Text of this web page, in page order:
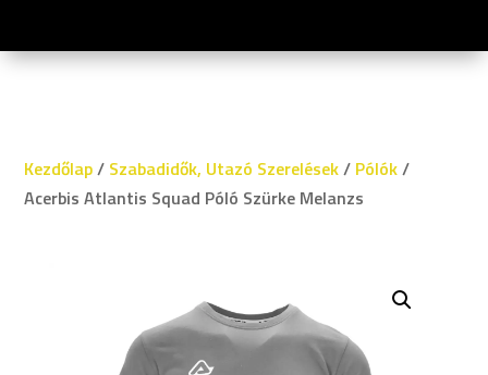
Kezdőlap/ Szabadidők, Utazó Szerelések/ Pólók/
Acerbis Atlantis Squad Póló Szürke Melanzs